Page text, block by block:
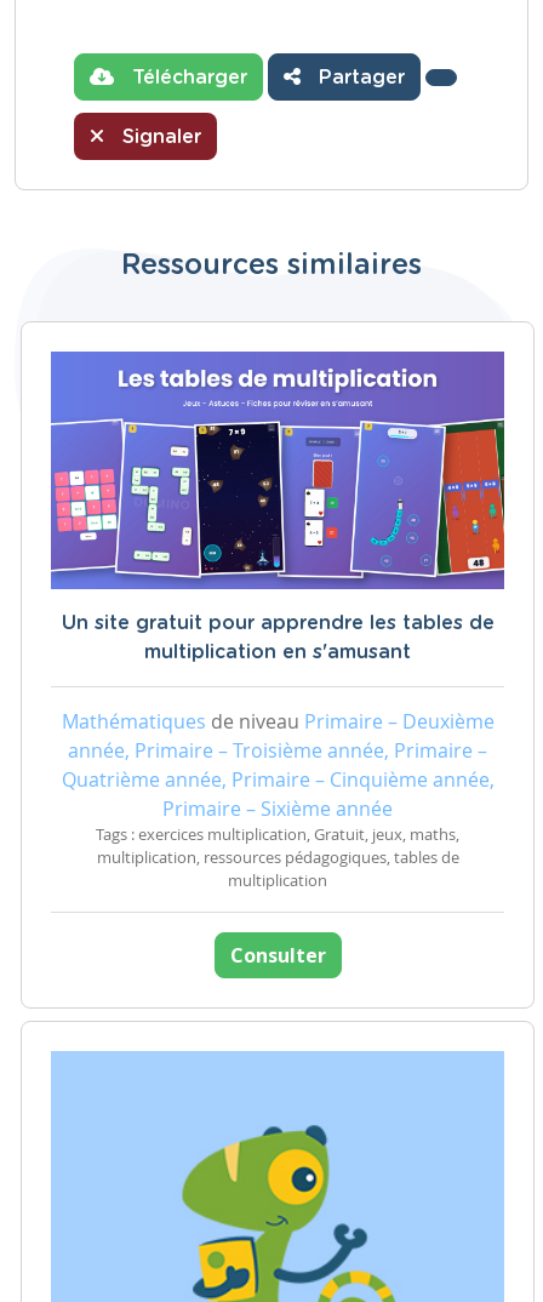
Télécharger Partager
Signaler
Ressources similaires
Un site gratuit pour apprendre les tables de
multiplication en s'amusant
Mathématiques de niveau Primaire – Deuxième
année, Primaire – Troisième année, Primaire –
Quatrième année, Primaire – Cinquième année,
Primaire – Sixième année
Tags : exercices multiplication, Gratuit, jeux, maths,
multiplication, ressources pédagogiques, tables de
multiplication
Consulter